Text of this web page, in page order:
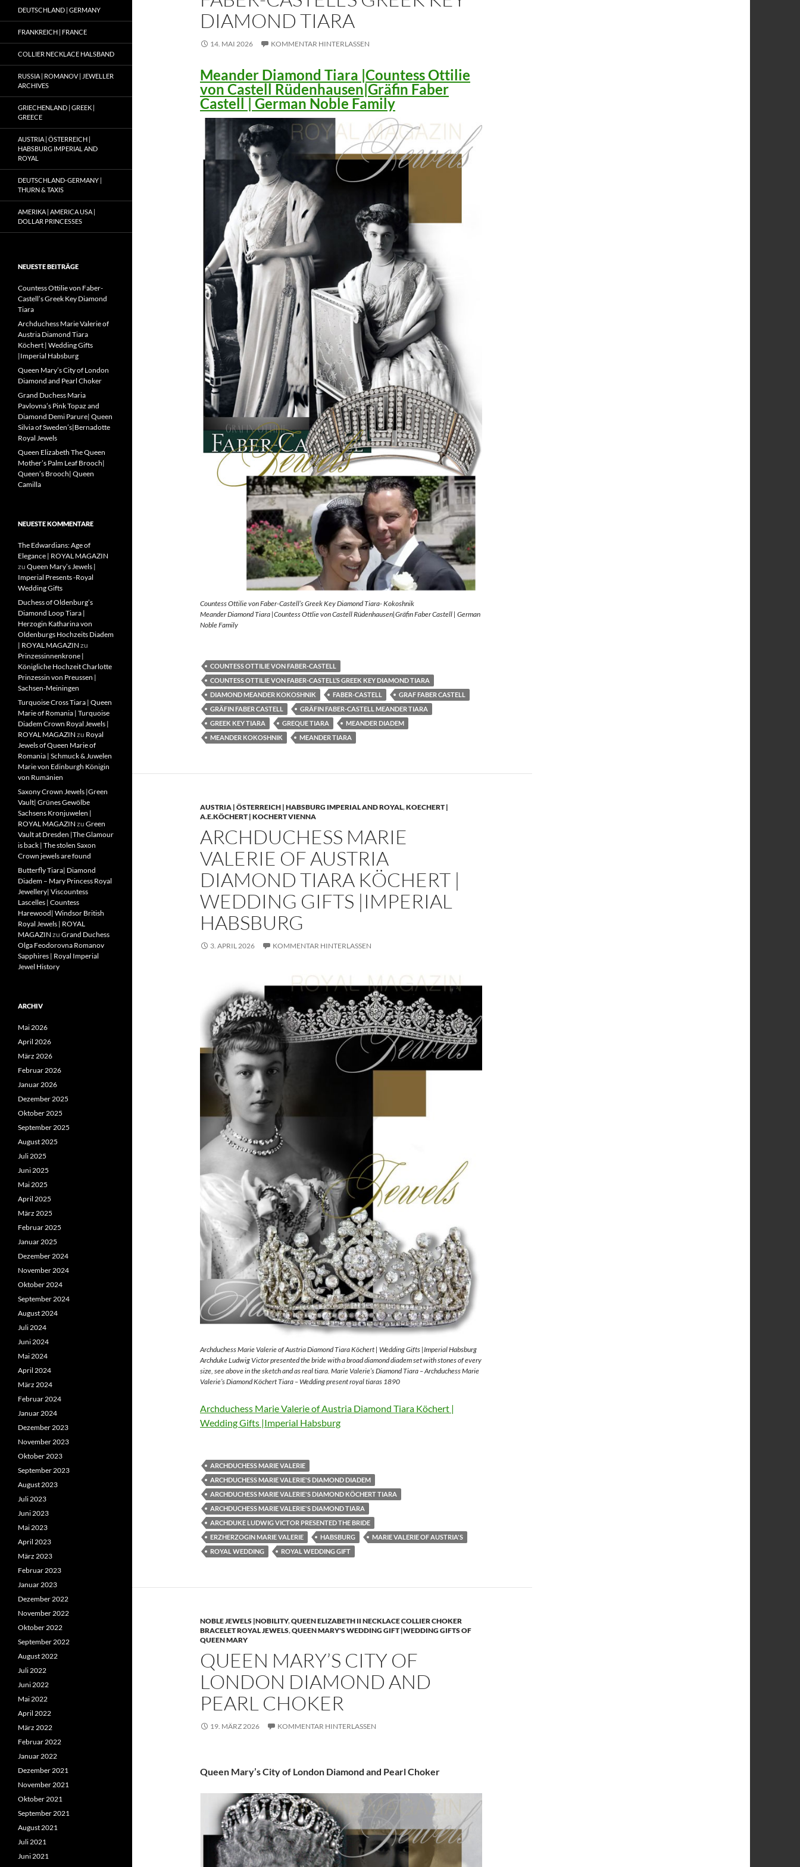
DIAMOND TIARA
14. MAI 2026 KOMMENTAR HINTERLASSEN
Meander Diamond Tiara |Countess Ottilie
von Castell Rüdenhausen|Gräfin Faber
Castell | German Noble Family
Countess Ottilie von Faber-Castell’s Greek Key Diamond Tiara- Kokoshnik
Meander Diamond Tiara |Countess Ottlie von Castell Rüdenhausen|Gräfin Faber Castell | German
Noble Family
COUNTESS OTTILIE VON FABER-CASTELL
COUNTESS OTTILIE VON FABER-CASTELL’S GREEK KEY DIAMOND TIARA
DIAMOND MEANDER KOKOSHNIK
FABER-CASTELL
GRAF FABER CASTELL
GRÄFIN FABER CASTELL
GRÄFIN FABER-CASTELL MEANDER TIARA
GREEK KEY TIARA
GREQUE TIARA
MEANDER DIADEM
MEANDER KOKOSHNIK
MEANDER TIARA
AUSTRIA | ÖSTERREICH | HABSBURG IMPERIAL AND ROYAL,KOECHERT |
A.E.KÖCHERT | KOCHERT VIENNA
ARCHDUCHESS MARIE
VALERIE OF AUSTRIA
DIAMOND TIARA KÖCHERT |
WEDDING GIFTS |IMPERIAL
HABSBURG
3. APRIL 2026 KOMMENTAR HINTERLASSEN
Archduchess Marie Valerie of Austria Diamond Tiara Köchert | Wedding Gifts |Imperial Habsburg
Archduke Ludwig Victor presented the bride with a broad diamond diadem set with stones of every
size, see above in the sketch and as real tiara. Marie Valerie’s Diamond Tiara – Archduchess Marie
Valerie’s Diamond Köchert Tiara – Wedding present royal tiaras 1890
Archduchess Marie Valerie of Austria Diamond Tiara Köchert |
Wedding Gifts |Imperial Habsburg
ARCHDUCHESS MARIE VALERIE
ARCHDUCHESS MARIE VALERIE'S DIAMOND DIADEM
ARCHDUCHESS MARIE VALERIE'S DIAMOND KÖCHERT TIARA
ARCHDUCHESS MARIE VALERIE'S DIAMOND TIARA
ARCHDUKE LUDWIG VICTOR PRESENTED THE BRIDE
ERZHERZOGIN MARIE VALERIE
HABSBURG
MARIE VALERIE OF AUSTRIA'S
ROYAL WEDDING
ROYAL WEDDING GIFT
NOBLE JEWELS |NOBILITY,QUEEN ELIZABETH II NECKLACE COLLIER CHOKER
BRACELET ROYAL JEWELS,QUEEN MARY'S WEDDING GIFT |WEDDING GIFTS OF
QUEEN MARY
QUEEN MARY’S CITY OF
LONDON DIAMOND AND
PEARL CHOKER
19. MÄRZ 2026 KOMMENTAR HINTERLASSEN
Queen Mary’s City of London Diamond and Pearl Choker
DEUTSCHLAND | GERMANY
FRANKREICH | FRANCE
COLLIER NECKLACE HALSBAND
RUSSIA | ROMANOV | JEWELLER
ARCHIVES
GRIECHENLAND | GREEK |
GREECE
AUSTRIA | ÖSTERREICH |
HABSBURG IMPERIAL AND
ROYAL
DEUTSCHLAND-GERMANY |
THURN & TAXIS
AMERIKA | AMERICA USA |
DOLLAR PRINCESSES
NEUESTE BEITRÄGE
Countess Ottilie von Faber-
Castell’s Greek Key Diamond
Tiara
Archduchess Marie Valerie of
Austria Diamond Tiara
Köchert | Wedding Gifts
|Imperial Habsburg
Queen Mary’s City of London
Diamond and Pearl Choker
Grand Duchess Maria
Pavlovna’s Pink Topaz and
Diamond Demi Parure| Queen
Silvia of Sweden’s|Bernadotte
Royal Jewels
Queen Elizabeth The Queen
Mother’s Palm Leaf Brooch|
Queen’s Brooch| Queen
Camilla
NEUESTE KOMMENTARE
The Edwardians: Age of
Elegance | ROYAL MAGAZIN
zu Queen Mary’s Jewels |
Imperial Presents -Royal
Wedding Gifts
Duchess of Oldenburg’s
Diamond Loop Tiara |
Herzogin Katharina von
Oldenburgs Hochzeits Diadem
| ROYAL MAGAZIN zu
Prinzessinnenkrone |
Königliche Hochzeit Charlotte
Prinzessin von Preussen |
Sachsen-Meiningen
Turquoise Cross Tiara | Queen
Marie of Romania | Turquoise
Diadem Crown Royal Jewels |
ROYAL MAGAZIN zu Royal
Jewels of Queen Marie of
Romania | Schmuck & Juwelen
Marie von Edinburgh Königin
von Rumänien
Saxony Crown Jewels |Green
Vault| Grünes Gewölbe
Sachsens Kronjuwelen |
ROYAL MAGAZIN zu Green
Vault at Dresden |The Glamour
is back | The stolen Saxon
Crown jewels are found
Butterfly Tiara| Diamond
Diadem – Mary Princess Royal
Jewellery| Viscountess
Lascelles | Countess
Harewood| Windsor British
Royal Jewels | ROYAL
MAGAZIN zu Grand Duchess
Olga Feodorovna Romanov
Sapphires | Royal Imperial
Jewel History
ARCHIV
Mai 2026
April 2026
März 2026
Februar 2026
Januar 2026
Dezember 2025
Oktober 2025
September 2025
August 2025
Juli 2025
Juni 2025
Mai 2025
April 2025
März 2025
Februar 2025
Januar 2025
Dezember 2024
November 2024
Oktober 2024
September 2024
August 2024
Juli 2024
Juni 2024
Mai 2024
April 2024
März 2024
Februar 2024
Januar 2024
Dezember 2023
November 2023
Oktober 2023
September 2023
August 2023
Juli 2023
Juni 2023
Mai 2023
April 2023
März 2023
Februar 2023
Januar 2023
Dezember 2022
November 2022
Oktober 2022
September 2022
August 2022
Juli 2022
Juni 2022
Mai 2022
April 2022
März 2022
Februar 2022
Januar 2022
Dezember 2021
November 2021
Oktober 2021
September 2021
August 2021
Juli 2021
Juni 2021